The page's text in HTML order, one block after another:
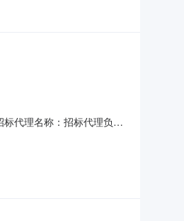
代理名称：招标代理负责
面积195432.87㎡结构/层